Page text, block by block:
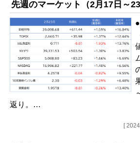
先週のマーケット（2月17日～23
返り。…
[